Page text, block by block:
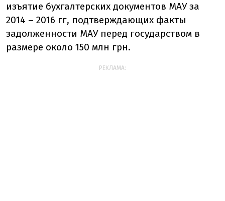
изъятие бухгалтерских документов МАУ за
2014 – 2016 гг, подтверждающих факты
задолженности МАУ перед государством в
размере около 150 млн грн.
РЕКЛАМА: